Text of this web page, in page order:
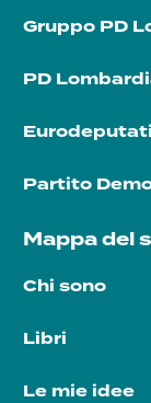
Gruppo PD
PD
Partito
Mappa del
Chi sono
Libri
Le mie idee